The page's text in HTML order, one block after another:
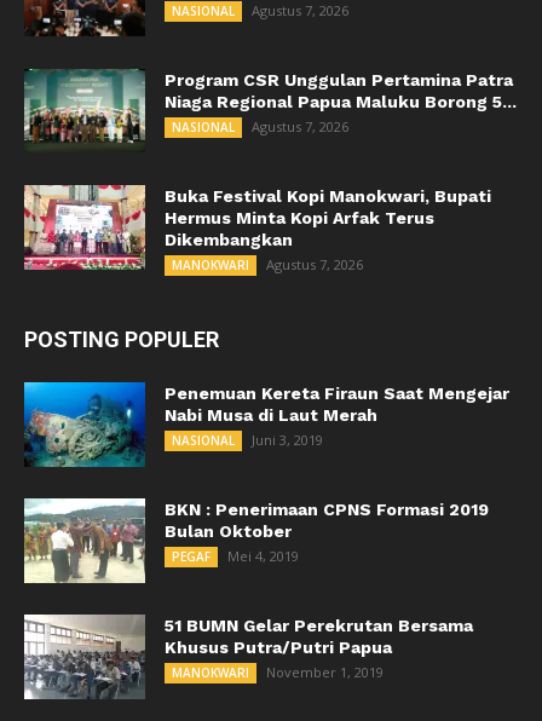
NASIONAL Agustus 7, 2026
Program CSR Unggulan Pertamina Patra
Niaga Regional Papua Maluku Borong 5...
NASIONAL Agustus 7, 2026
Buka Festival Kopi Manokwari, Bupati
Hermus Minta Kopi Arfak Terus
Dikembangkan
MANOKWARI Agustus 7, 2026
POSTING POPULER
Penemuan Kereta Firaun Saat Mengejar
Nabi Musa di Laut Merah
NASIONAL Juni 3, 2019
BKN : Penerimaan CPNS Formasi 2019
Bulan Oktober
PEGAF Mei 4, 2019
51 BUMN Gelar Perekrutan Bersama
Khusus Putra/Putri Papua
MANOKWARI November 1, 2019